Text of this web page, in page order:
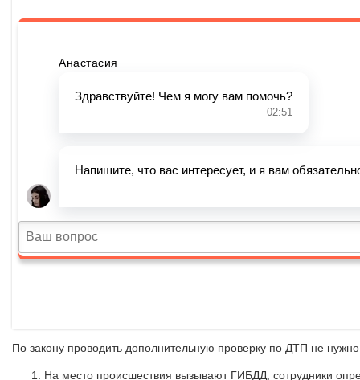
По закону проводить дополнительную проверку по ДТП не
На место происшествия вызывают ГИБДД, сотрудники